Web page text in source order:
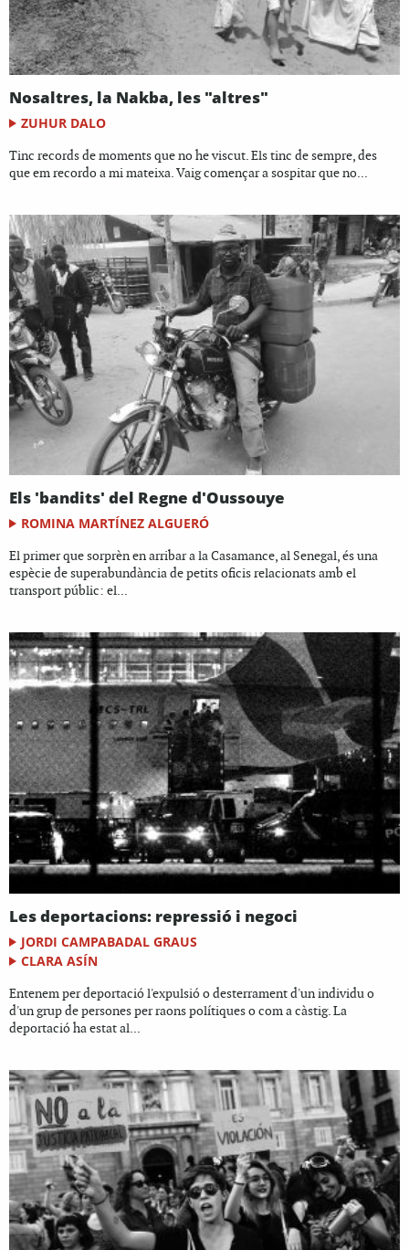
Nosaltres, la Nakba, les "altres"
ZUHUR DALO
Tinc records de moments que no he viscut. Els tinc de sempre, des
que em recordo a mi mateixa. Vaig començar a sospitar que no...
Els 'bandits' del Regne d'Oussouye
ROMINA MARTÍNEZ ALGUERÓ
El primer que sorprèn en arribar a la Casamance, al Senegal, és una
espècie de superabundància de petits oficis relacionats amb el
transport públic: el...
Les deportacions: repressió i negoci
JORDI CAMPABADAL GRAUS
CLARA ASÍN
Entenem per deportació l'expulsió o desterrament d'un individu o
d'un grup de persones per raons polítiques o com a càstig. La
deportació ha estat al...